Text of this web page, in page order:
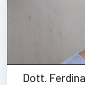
Dott.